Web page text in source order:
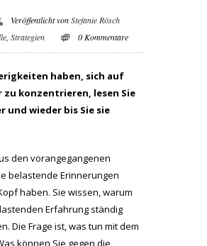
Veröffentlicht vonStefanie Rösch
Strategien 0 Kommentare
haben, sich auf
zu konzentrieren, lesen Sie
und wieder bis Sie sie
den vorangegangenen
belastende Erinnerungen
haben. Sie wissen, warum
Erfahrung ständig
Die Frage ist, was tun mit dem
können Sie gegen die